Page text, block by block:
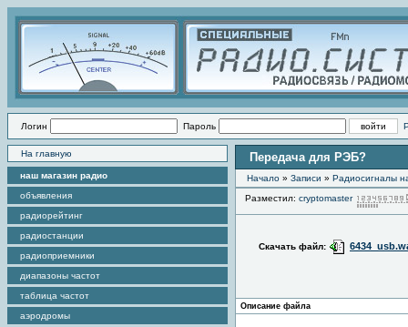
Логин Пароль
На главную
наш магазин радио
объявления
радиорейтинг
радиостанции
радиоприемники
диапазоны частот
таблица частот
аэродромы
Передача для РЭБ?
Начало » Записи » Радиоcигналы
Разместил: cryptomaster
Скачать файл:
Описание файла